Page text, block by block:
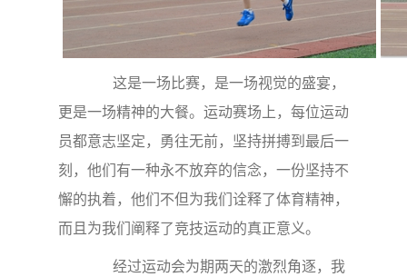
这是一场比赛，是一场视觉的盛宴，
更是一场精神的大餐。运动赛场上，每位运动
员都意志坚定，勇往无前，坚持拼搏到最后一
刻，他们有一种永不放弃的信念，一份坚持不
懈的执着，他们不但为我们诠释了体育精神，
而且为我们阐释了竞技运动的真正意义。
经过运动会为期两天的激烈角逐，我